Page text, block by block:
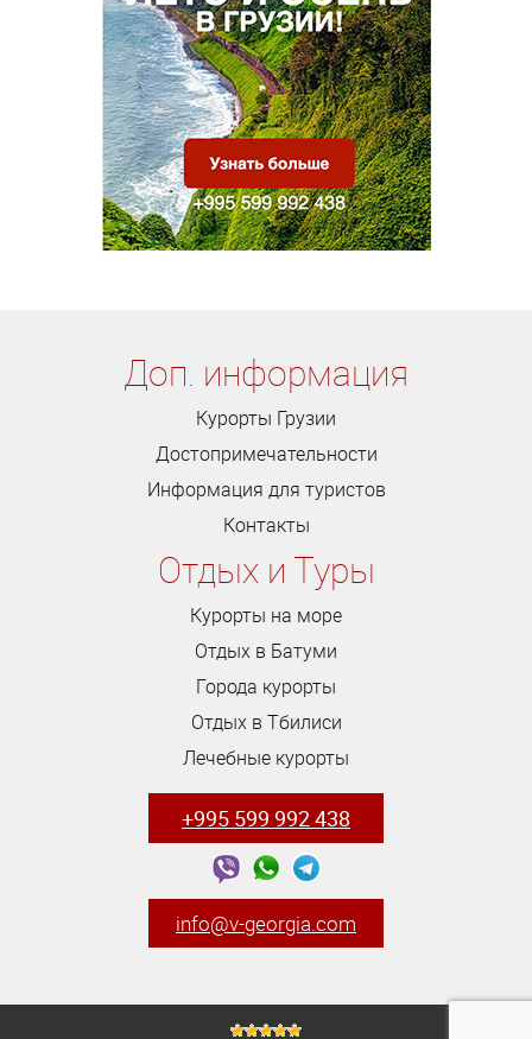
Доп. информация
Курорты Грузии
Достопримечательности
Информация для туристов
Контакты
Отдых и Туры
Курорты на море
Отдых в Батуми
Города курорты
Отдых в Тбилиси
Лечебные курорты
+995 599 992 438
info@v-georgia.com